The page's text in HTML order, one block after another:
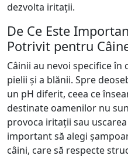
dezvolta iritații.
De Ce Este
Potrivit pentru
Câinii au nevoi specifice în
pielii și a blănii. Spre
un pH diferit, ceea ce
destinate oamenilor nu
provoca iritații sau
important să alegi
câini, care să respecte